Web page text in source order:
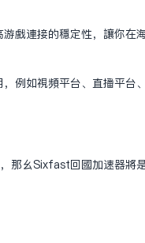
戏连接的稳定性，让你在
例如视频平台、直播平台
那么Sixfast回国加速器将